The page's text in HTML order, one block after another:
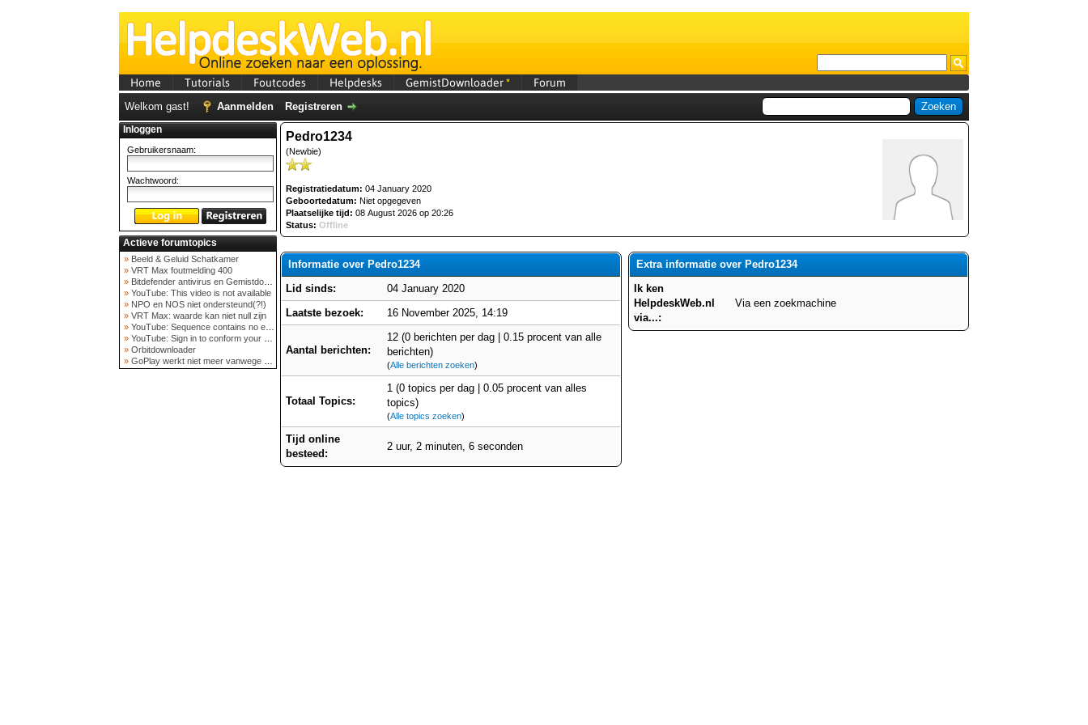
Home Tutorials Foutcodes Helpdesks GemistDownloader* Forum
Welkom gast! Aanmelden Registreren
Inloggen
Gebruikersnaam:
Wachtwoord:
Actieve forumtopics
» Beeld & Geluid Schatkamer
» VRT Max foutmelding 400
» Bitdefender antivirus en Gemistdowloader
» YouTube: This video is not available
» NPO en NOS niet ondersteund(?!)
» VRT Max: waarde kan niet null zijn
» YouTube: Sequence contains no elements
» YouTube: Sign in to conform your not a bot
» Orbitdownloader
» GoPlay werkt niet meer vanwege nieuwe webadres
Pedro1234
(Newbie)
Registratiedatum: 04 January 2020
Geboortedatum: Niet opgegeven
Plaatselijke tijd: 08 August 2026 op 20:26
Status: Offline
Informatie over Pedro1234
Lid sinds:
04 January 2020
Laatste bezoek:
16 November 2025, 14:19
Aantal berichten:
12 (0 berichten per dag | 0.15 procent van alle
berichten)
(Alle berichten zoeken)
Totaal Topics:
1 (0 topics per dag | 0.05 procent van alles
topics)
(Alle topics zoeken)
Tijd online
besteed:
2 uur, 2 minuten, 6 seconden
Extra informatie over Pedro1234
Ik ken
HelpdeskWeb.nl
via...:
Via een zoekmachine